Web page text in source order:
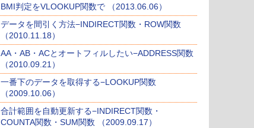
BMI判定をVLOOKUP関数で （2013.06.06）
データを間引く方法−INDIRECT関数・ROW関数
（2010.11.18）
AA・AB・ACとオートフィルしたい−ADDRESS関数
（2010.09.21）
一番下のデータを取得する−LOOKUP関数
（2009.10.06）
合計範囲を自動更新する−INDIRECT関数・
COUNTA関数・SUM関数 （2009.09.17）